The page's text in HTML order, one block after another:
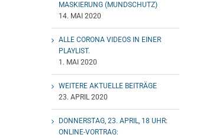
MASKIERUNG (MUNDSCHUTZ)
14. MAI 2020
ALLE CORONA VIDEOS IN EINER
PLAYLIST.
1. MAI 2020
WEITERE AKTUELLE BEITRÄGE
23. APRIL 2020
DONNERSTAG, 23. APRIL, 18 UHR:
ONLINE-VORTRAG: